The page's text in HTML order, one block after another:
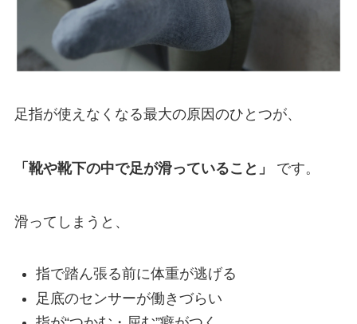
足指が使えなくなる最大の原因のひとつが、
「靴や靴下の中で足が滑っていること」 です。
滑ってしまうと、
指で踏ん張る前に体重が逃げる
足底のセンサーが働きづらい